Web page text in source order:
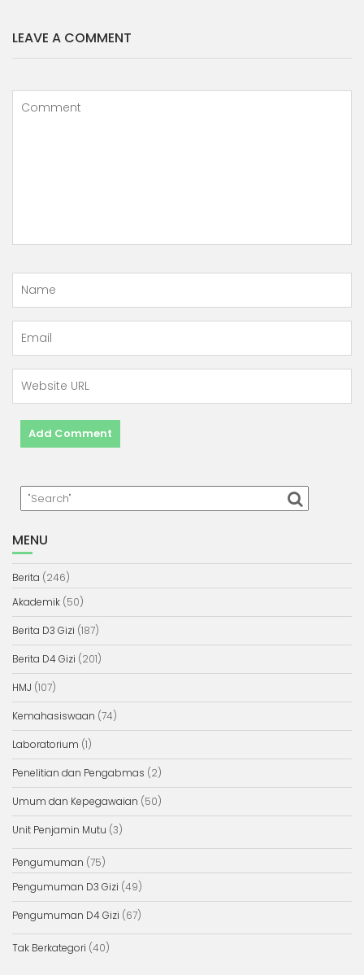
LEAVE A COMMENT
MENU
Berita (246)
Akademik (50)
Berita D3 Gizi (187)
Berita D4 Gizi (201)
HMJ (107)
Kemahasiswaan (74)
Laboratorium (1)
Penelitian dan Pengabmas (2)
Umum dan Kepegawaian (50)
Unit Penjamin Mutu (3)
Pengumuman (75)
Pengumuman D3 Gizi (49)
Pengumuman D4 Gizi (67)
Tak Berkategori (40)